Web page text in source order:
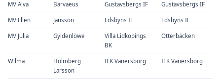
MV Alva Barvaeus Gustavsbergs IF Gustavsbergs IF
MV Ellen Jansson Edsbyns IF Edsbyns IF
MV Julia Gyldenlöwe
Villa Lidköpings
BK
Otterbäcken
Wilma
Holmberg
Larsson
IFK Vänersborg IFK Vänersborg